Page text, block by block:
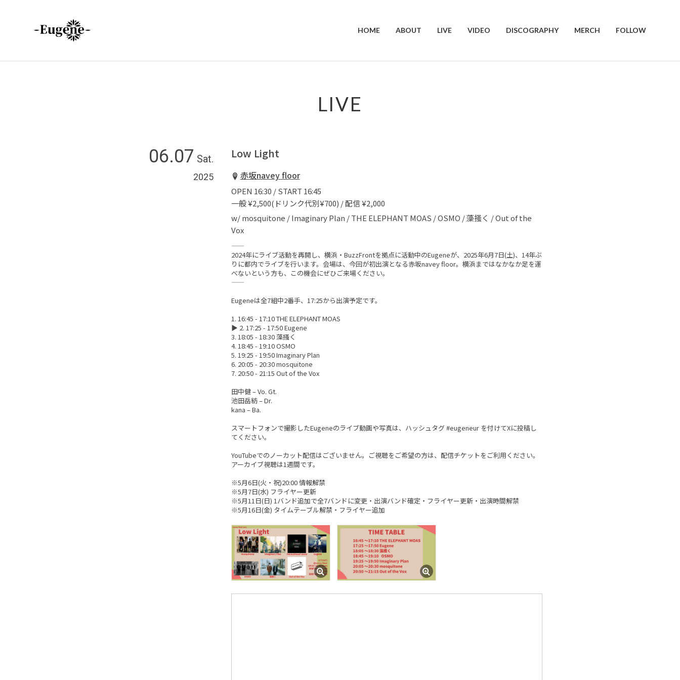
HOME ABOUT LIVE VIDEO DISCOGRAPHY MERCH FOLLOW
LIVE
06.07 Sat.
2025
Low Light
赤坂navey floor
OPEN 16:30 / START 16:45
一般 ¥2,500(ドリンク代別¥700) / 配信 ¥2,000
w/ mosquitone / Imaginary Plan / THE ELEPHANT MOAS / OSMO / 藻掻く / Out of the
Vox
——
2024年にライブ活動を再開し、横浜・BuzzFrontを拠点に活動中のEugeneが、2025年6月7日(土)、14年ぶ
りに都内でライブを行います。会場は、今回が初出演となる赤坂navey floor。横浜まではなかなか足を運
べないという方も、この機会にぜひご来場ください。
——
Eugeneは全7組中2番手、17:25から出演予定です。
1. 16:45 - 17:10 THE ELEPHANT MOAS
▶︎ 2. 17:25 - 17:50 Eugene
3. 18:05 - 18:30 藻掻く
4. 18:45 - 19:10 OSMO
5. 19:25 - 19:50 Imaginary Plan
6. 20:05 - 20:30 mosquitone
7. 20:50 - 21:15 Out of the Vox
田中健 – Vo. Gt.
池田岳紡 – Dr.
kana – Ba.
スマートフォンで撮影したEugeneのライブ動画や写真は、ハッシュタグ #eugeneur を付けてXに投稿し
てください。
YouTubeでのノーカット配信はございません。ご視聴をご希望の方は、配信チケットをご利用ください。
アーカイブ視聴は1週間です。
※5月6日(火・祝)20:00 情報解禁
※5月7日(水) フライヤー更新
※5月11日(日) 1バンド追加で全7バンドに変更・出演バンド確定・フライヤー更新・出演時間解禁
※5月16日(金) タイムテーブル解禁・フライヤー追加